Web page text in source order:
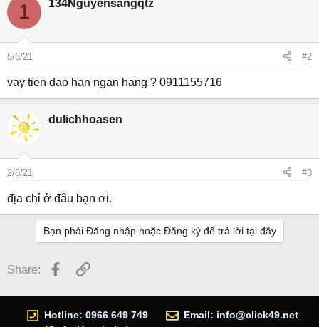
1 134Nguyensangqtz
5/6/21 #2
vay tien dao han ngan hang ? 0911155716
dulichhoasen
2/8/21 #3
địa chỉ ở đâu bạn ơi.
Bạn phải Đăng nhập hoặc Đăng ký để trả lời tại đây
Share: Facebook
Link
Hotline: 0966 649 749
Email: info@click49.net